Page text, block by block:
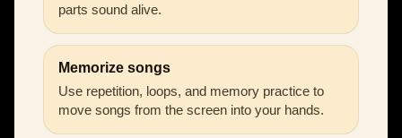
parts sound alive.
Memorize songs
Use repetition, loops, and memory practice to
move songs from the screen into your hands.